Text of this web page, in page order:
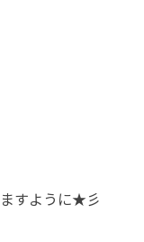
すように★彡